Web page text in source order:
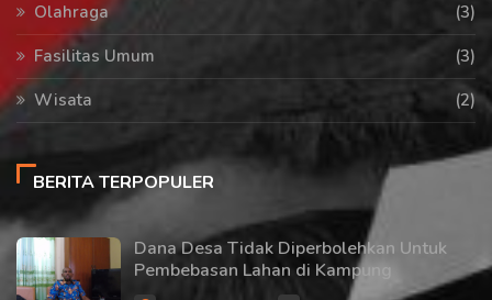
Olahraga
(3)
Fasilitas Umum
(3)
Wisata
(2)
BERITA TERPOPULER
Dana Desa Tidak Diperbolehkan Untuk
Pembebasan Lahan di Kampung